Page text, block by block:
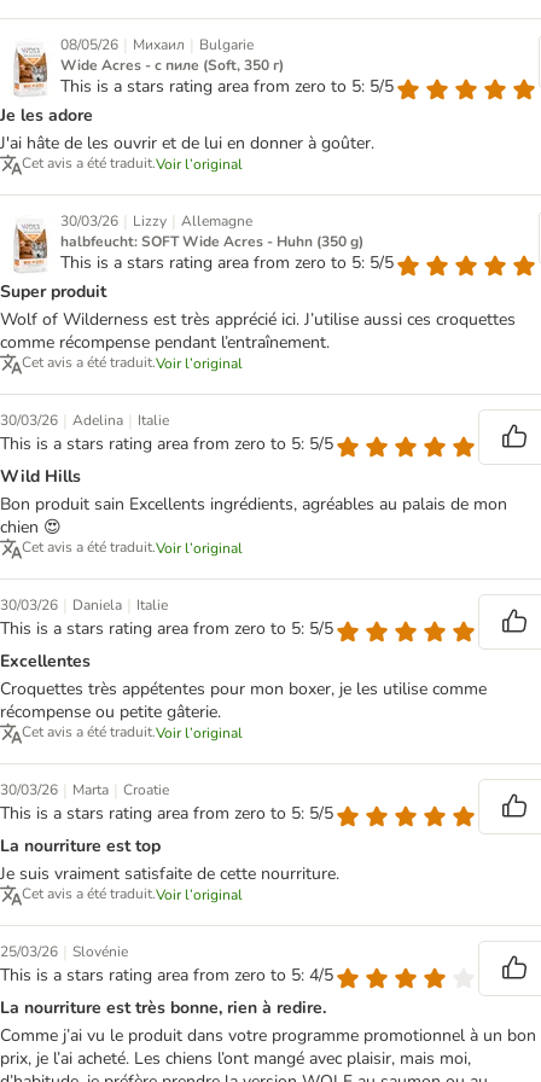
08/05/26 | Михаил | Bulgarie
Wide Acres - с пиле (Soft, 350 г)
This is a stars rating area from zero to 5: 5/5
Je les adore
J'ai hâte de les ouvrir et de lui en donner à goûter.
Cet avis a été traduit.Voir l’original
30/03/26 | Lizzy | Allemagne
halbfeucht: SOFT Wide Acres - Huhn (350 g)
This is a stars rating area from zero to 5: 5/5
Super produit
Wolf of Wilderness est très apprécié ici. J’utilise aussi ces croquettes
comme récompense pendant l’entraînement.
Cet avis a été traduit.Voir l’original
30/03/26 | Adelina | Italie
This is a stars rating area from zero to 5: 5/5
Wild Hills
Bon produit sain Excellents ingrédients, agréables au palais de mon
chien 😍
Cet avis a été traduit.Voir l’original
30/03/26 | Daniela | Italie
This is a stars rating area from zero to 5: 5/5
Excellentes
Croquettes très appétentes pour mon boxer, je les utilise comme
récompense ou petite gâterie.
Cet avis a été traduit.Voir l’original
30/03/26 | Marta | Croatie
This is a stars rating area from zero to 5: 5/5
La nourriture est top
Je suis vraiment satisfaite de cette nourriture.
Cet avis a été traduit.Voir l’original
25/03/26 | Slovénie
This is a stars rating area from zero to 5: 4/5
La nourriture est très bonne, rien à redire.
Comme j’ai vu le produit dans votre programme promotionnel à un bon
prix, je l’ai acheté. Les chiens l’ont mangé avec plaisir, mais moi,